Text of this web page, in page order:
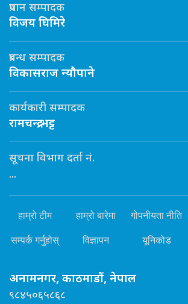
प्रधान सम्पादक
विजय घिमिरे
प्रबन्ध सम्पादक
विकासराज न्यौपाने
कार्यकारी सम्पादक
रामचन्द्र भट्ट
सूचना विभाग दर्ता नं.
...
हाम्रो टीम हाम्रो बारेमा गोपनीयता नीति
सम्पर्क गर्नुहोस् विज्ञापन यूनिकोड
अनामनगर, काठमाडौं, नेपाल
९८४५०६५८६८